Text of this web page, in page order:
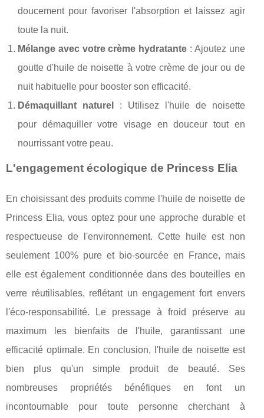
doucement pour favoriser l'absorption et laissez agir
toute la nuit.
Mélange avec votre crème hydratante : Ajoutez une
goutte d'huile de noisette à votre crème de jour ou de
nuit habituelle pour booster son efficacité.
Démaquillant naturel
: Utilisez l'huile de noisette
pour démaquiller votre visage en douceur tout en
nourrissant votre peau.
L'engagement écologique de Princess Elia
En choisissant des produits comme l'huile de noisette de
Princess Elia, vous optez pour une approche durable et
respectueuse de l'environnement. Cette huile est non
seulement 100% pure et bio-sourcée en France, mais
elle est également conditionnée dans des bouteilles en
verre réutilisables, reflétant un engagement fort envers
l'éco-responsabilité. Le pressage à froid préserve au
maximum les bienfaits de l'huile, garantissant une
efficacité optimale. En conclusion, l'huile de noisette est
bien plus qu'un simple produit de beauté. Ses
nombreuses propriétés bénéfiques en font un
incontournable pour toute personne cherchant à